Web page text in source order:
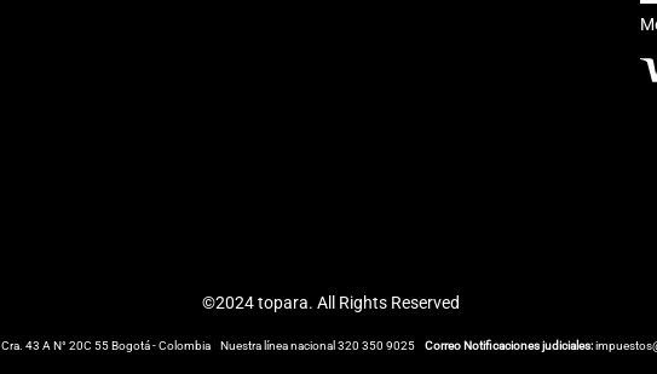
©2024 topara. All Rights Reserved
Cra. 43 A N° 20C 55 Bogotá - Colombia Nuestra línea nacional 320 350 9025 Correo Notificaciones judiciales: